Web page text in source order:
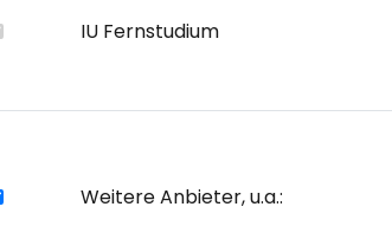
IU Fernstudium
Weitere Anbieter, u.a.: